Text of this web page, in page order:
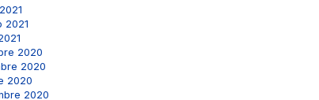
2021
2020
2020
2020
2020